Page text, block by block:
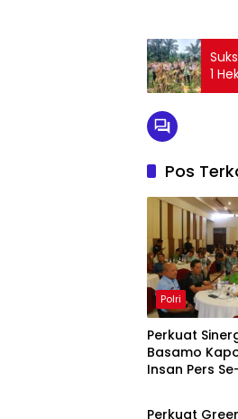
1
Pos
Polri
Perkuat
Basamo
Insan Pers
Berita
Perkuat